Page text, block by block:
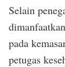
Selain
pada
petugas